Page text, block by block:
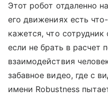
Этот робот отдаленно
его движениях есть
кажется, что
если не брать в расчет
взаимодействия
забавное видео, где с
имени Robustness